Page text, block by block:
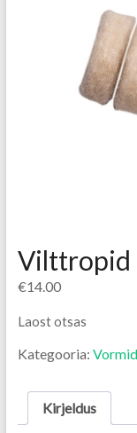
Vilttropid
€14.00
Laost otsas
Kategooria:
Kirjeldus